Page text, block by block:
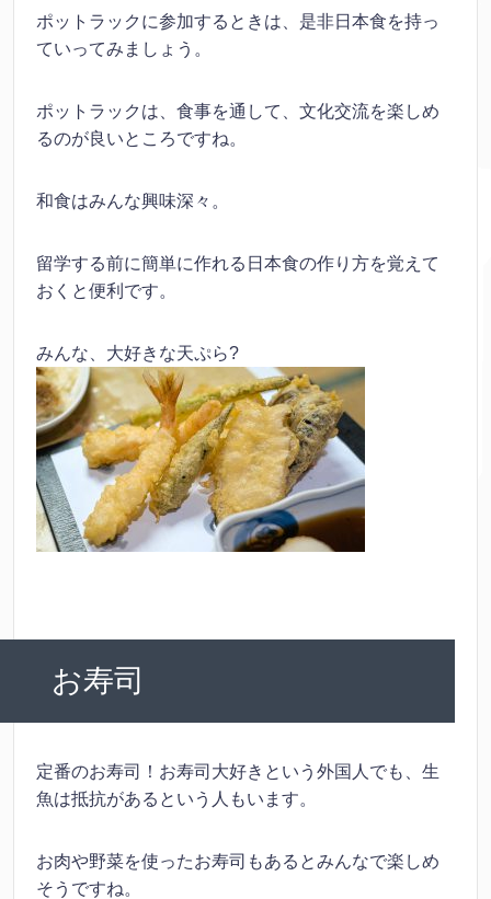
ポットラックに参加するときは、是非日本食を持っ
ていってみましょう。
ポットラックは、食事を通して、文化交流を楽しめ
るのが良いところですね。
和食はみんな興味深々。
留学する前に簡単に作れる日本食の作り方を覚えて
おくと便利です。
みんな、大好きな天ぷら?
お寿司
定番のお寿司！お寿司大好きという外国人でも、生
魚は抵抗があるという人もいます。
お肉や野菜を使ったお寿司もあるとみんなで楽しめ
そうですね。